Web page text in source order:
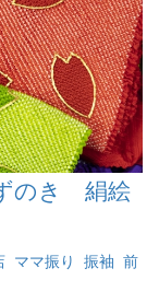
のき 絹絵
ママ振り 振袖 前